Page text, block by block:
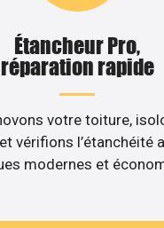
Étancheur Pro,
réparation rapide
votre toiture,
vérifions l’étanchéité
modernes et